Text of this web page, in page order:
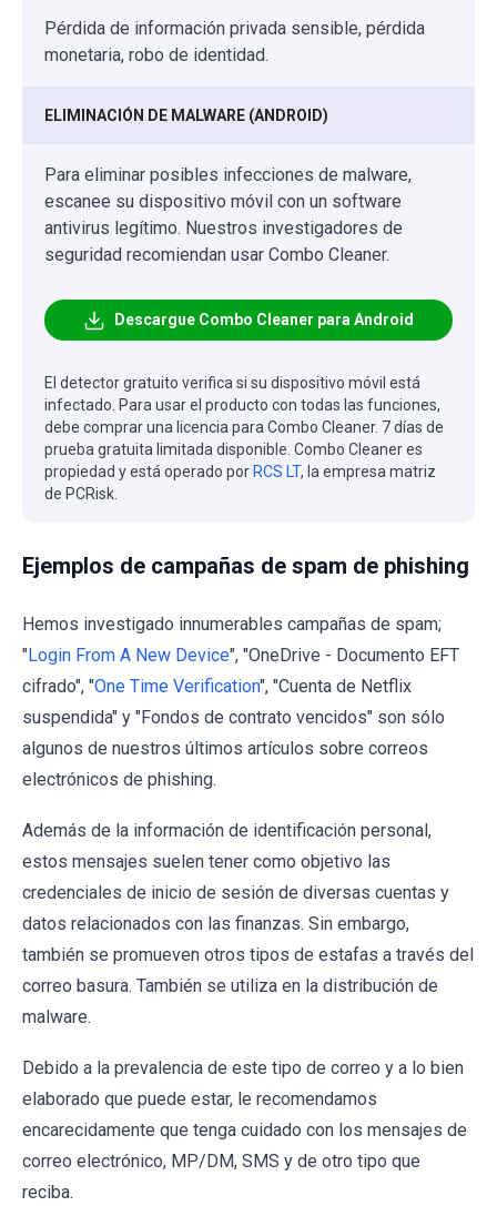
Pérdida de información privada sensible, pérdida
monetaria, robo de identidad.
ELIMINACIÓN DE MALWARE (ANDROID)
Para eliminar posibles infecciones de malware,
escanee su dispositivo móvil con un software
antivirus legítimo. Nuestros investigadores de
seguridad recomiendan usar Combo Cleaner.
Descargue Combo Cleaner para Android
El detector gratuito verifica si su dispositivo móvil está
infectado. Para usar el producto con todas las funciones,
debe comprar una licencia para Combo Cleaner. 7 días de
prueba gratuita limitada disponible. Combo Cleaner es
propiedad y está operado por RCS LT, la empresa matriz
de PCRisk.
Ejemplos de campañas de spam de phishing
Hemos investigado innumerables campañas de spam;
"Login From A New Device", "OneDrive - Documento EFT
cifrado", "One Time Verification", "Cuenta de Netflix
suspendida" y "Fondos de contrato vencidos" son sólo
algunos de nuestros últimos artículos sobre correos
electrónicos de phishing.
Además de la información de identificación personal,
estos mensajes suelen tener como objetivo las
credenciales de inicio de sesión de diversas cuentas y
datos relacionados con las finanzas. Sin embargo,
también se promueven otros tipos de estafas a través del
correo basura. También se utiliza en la distribución de
malware.
Debido a la prevalencia de este tipo de correo y a lo bien
elaborado que puede estar, le recomendamos
encarecidamente que tenga cuidado con los mensajes de
correo electrónico, MP/DM, SMS y de otro tipo que
reciba.